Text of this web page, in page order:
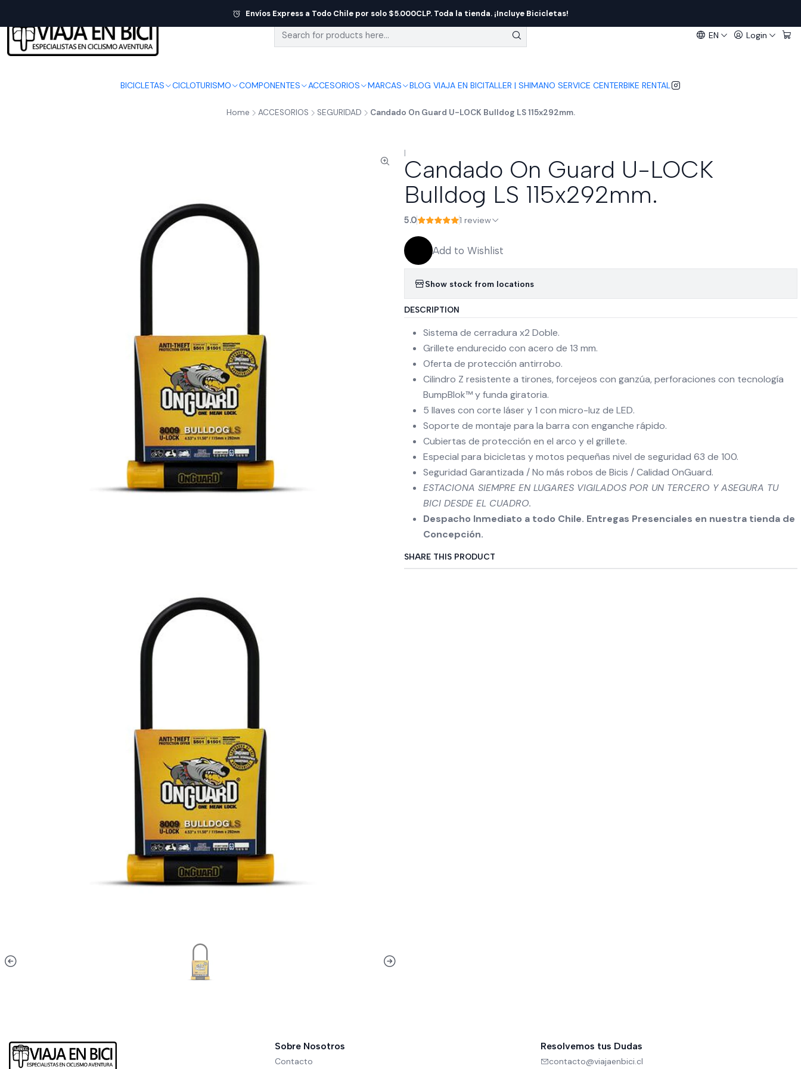
EN Login
BICICLETAS CICLOTURISMO COMPONENTES ACCESORIOS MARCAS BLOG VIAJA EN BICITALLER | SHIMANO SERVICE CENTERBIKE RENTAL
Envíos Express a Todo Chile por solo $5.000CLP. Toda la tienda. ¡Incluye Bicicletas!
Home ACCESORIOS SEGURIDAD Candado On Guard U-LOCK Bulldog LS 115x292mm.
|
Candado On Guard U-LOCK
Bulldog LS 115x292mm.
5.0 1 review
Add to Wishlist
Show stock from locations
DESCRIPTION
Sistema de cerradura x2 Doble.
Grillete endurecido con acero de 13 mm.
Oferta de protección antirrobo.
Cilindro Z resistente a tirones, forcejeos con ganzúa, perforaciones con tecnología
BumpBlok™ y funda giratoria.
5 llaves con corte láser y 1 con micro-luz de LED.
Soporte de montaje para la barra con enganche rápido.
Cubiertas de protección en el arco y el grillete.
Especial para bicicletas y motos pequeñas nivel de seguridad 63 de 100.
Seguridad Garantizada / No más robos de Bicis / Calidad OnGuard.
ESTACIONA SIEMPRE EN LUGARES VIGILADOS POR UN TERCERO Y ASEGURA TU
BICI DESDE EL CUADRO.
Despacho Inmediato a todo Chile. Entregas Presenciales en nuestra tienda de
Concepción.
SHARE THIS PRODUCT
Sobre Nosotros
Contacto
Resolvemos tus Dudas
contacto@viajaenbici.cl